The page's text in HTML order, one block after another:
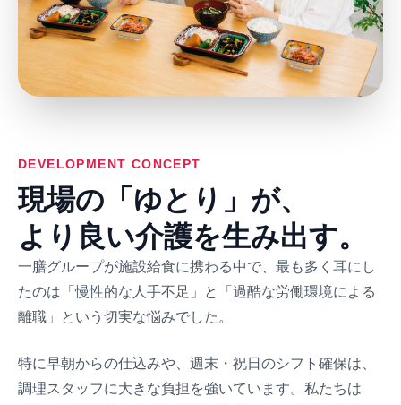
DEVELOPMENT CONCEPT
現場の「ゆとり」が、
より良い介護を生み出す。
一膳グループが施設給食に携わる中で、最も多く耳にし
たのは「慢性的な人手不足」と「過酷な労働環境による
離職」という切実な悩みでした。
特に早朝からの仕込みや、週末・祝日のシフト確保は、
調理スタッフに大きな負担を強いています。私たちは